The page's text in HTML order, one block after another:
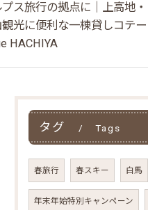
ス旅行の拠点に｜上高地・
光に便利な一棟貸しコテー
HACHIYA
タグ Tags
春旅行 春スキー 白馬
年末年始特別キャンペーン